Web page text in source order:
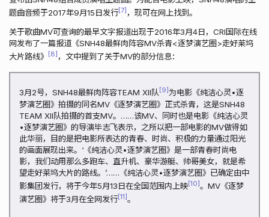
题曲音频于2017年9月15日发行 7 ，现可在网上找到。
关于歌曲MV可查询的最早文字报道出现于2016年3月4日，CRI国际在线
网发布了一篇报道《SNH48最鲜肉阵容MV杀青<逐梦演艺圈>走好莱坞
大片路线》
8 ，文中提到了关于MV的部分信息：
3月2号，SNH48最鲜肉阵容TEAM XII队 9 为电影《纯洁心灵•逐
梦演艺圈》拍摄的同名MV《逐梦演艺圈》正式杀青，这是SNH48
TEAM XII队拍摄的首支MV。……该MV、同时也是电影《纯洁心灵
•逐梦演艺圈》的导演毕志飞表示，之所以把一部电影的MV做得如
此华丽，目的是把电影所表达的青春、时尚、积极的力量通过阳光
的画面展现出来。‘《纯洁心灵•逐梦演艺圈》是一部青春时尚电
影，我们动用那么多跑车、直升机、豪华游艇、帅哥美女，就是希
望走好莱坞大片的路线。’……《纯洁心灵•逐梦演艺圈》已确定由中
影集团发行，将于今年5月13日在全国范围内上映 10 。MV《逐梦
演艺圈》将于3月在全网发行 11 。